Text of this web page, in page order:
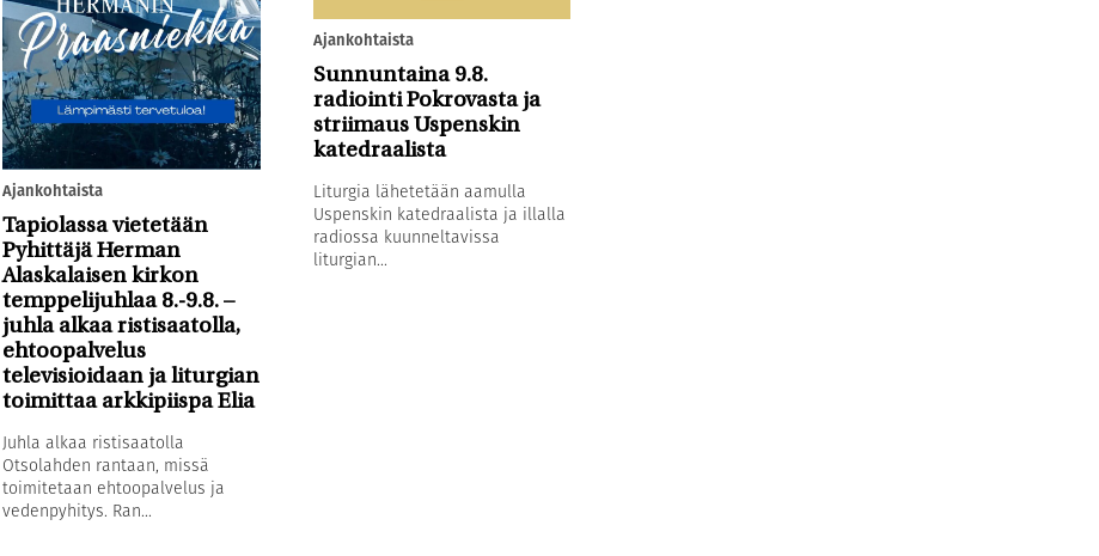
Ajankohtaista
Tapiolassa vietetään
Pyhittäjä Herman
Alaskalaisen kirkon
temppelijuhlaa 8.-9.8. –
juhla alkaa ristisaatolla,
ehtoopalvelus
televisioidaan ja liturgian
toimittaa arkkipiispa Elia
Juhla alkaa ristisaatolla
Otsolahden rantaan, missä
toimitetaan ehtoopalvelus ja
vedenpyhitys. Ran...
Ajankohtaista
Sunnuntaina 9.8.
radiointi Pokrovasta ja
striimaus Uspenskin
katedraalista
Liturgia lähetetään aamulla
Uspenskin katedraalista ja illalla
radiossa kuunneltavissa
liturgian...